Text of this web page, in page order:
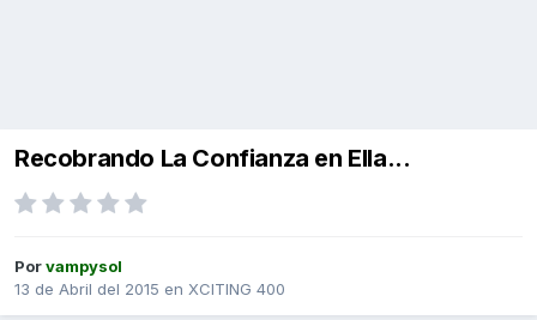
Recobrando La Confianza en Ella...
Porvampysol
13 de Abril del 2015 en XCITING 400